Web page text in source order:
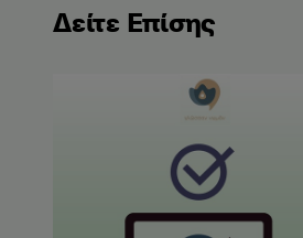
Δείτε Επίσης
Αποτελέσματα Εξετάσεων